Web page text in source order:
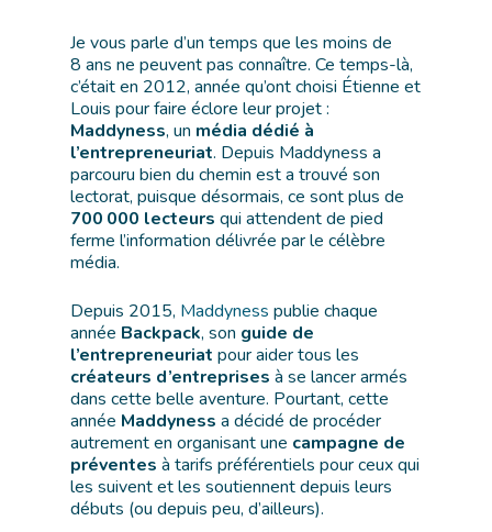
Je vous parle d’un temps que les moins de
8 ans ne peuvent pas connaître. Ce temps-là,
c’était en 2012, année qu’ont choisi Étienne et
Louis pour faire éclore leur projet :
Maddyness, un média dédié à
l’entrepreneuriat. Depuis Maddyness a
parcouru bien du chemin est a trouvé son
lectorat, puisque désormais, ce sont plus de
700 000 lecteurs qui attendent de pied
ferme l’information délivrée par le célèbre
média.
Depuis 2015, Maddyness publie chaque
année Backpack, son guide de
l’entrepreneuriat pour aider tous les
créateurs d’entreprises à se lancer armés
dans cette belle aventure. Pourtant, cette
année Maddyness a décidé de procéder
autrement en organisant une campagne de
préventes à tarifs préférentiels pour ceux qui
les suivent et les soutiennent depuis leurs
débuts (ou depuis peu, d’ailleurs).